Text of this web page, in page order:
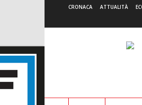
CRONACA ATTUALITÀ